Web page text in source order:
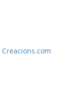
Creacions.com